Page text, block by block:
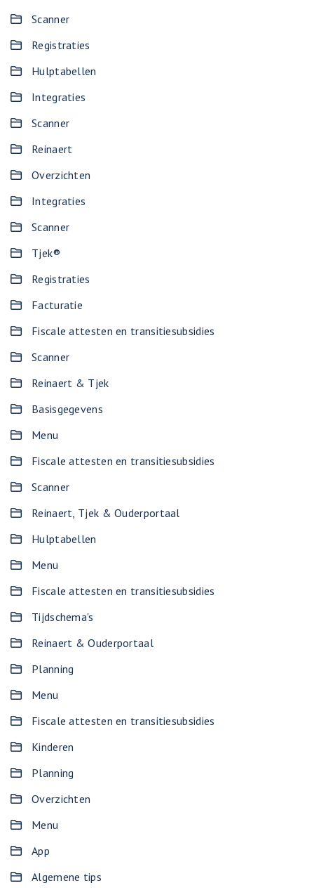
Scanner
Registraties
Hulptabellen
Integraties
Scanner
Reinaert
Overzichten
Integraties
Scanner
Tjek®
Registraties
Facturatie
Fiscale attesten en transitiesubsidies
Scanner
Reinaert & Tjek
Basisgegevens
Menu
Fiscale attesten en transitiesubsidies
Scanner
Reinaert, Tjek & Ouderportaal
Hulptabellen
Menu
Fiscale attesten en transitiesubsidies
Tijdschema's
Reinaert & Ouderportaal
Planning
Menu
Fiscale attesten en transitiesubsidies
Kinderen
Planning
Overzichten
Menu
App
Algemene tips